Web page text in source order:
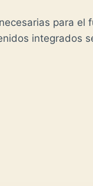
para
integrados